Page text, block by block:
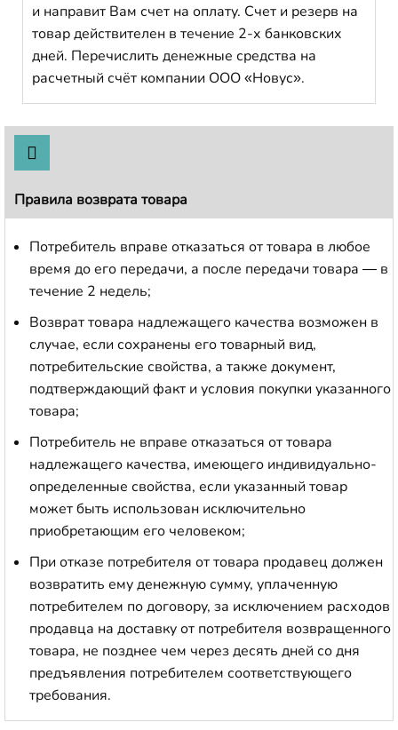
и направит Вам счет на оплату. Счет и резерв на
товар действителен в течение 2-х банковских
дней. Перечислить денежные средства на
расчетный счёт компании ООО «Новус».
Правила возврата товара
Потребитель вправе отказаться от товара в любое
время до его передачи, а после передачи товара — в
течение 2 недель;
Возврат товара надлежащего качества возможен в
случае, если сохранены его товарный вид,
потребительские свойства, а также документ,
подтверждающий факт и условия покупки указанного
товара;
Потребитель не вправе отказаться от товара
надлежащего качества, имеющего индивидуально-
определенные свойства, если указанный товар
может быть использован исключительно
приобретающим его человеком;
При отказе потребителя от товара продавец должен
возвратить ему денежную сумму, уплаченную
потребителем по договору, за исключением расходов
продавца на доставку от потребителя возвращенного
товара, не позднее чем через десять дней со дня
предъявления потребителем соответствующего
требования.